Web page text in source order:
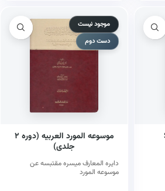
موجود نیست
دست دوم
موسوعه المورد العربیه (دوره ۲
جلدی)
دایره المعارف میسره مقتبسه عن
موسوعه المورد